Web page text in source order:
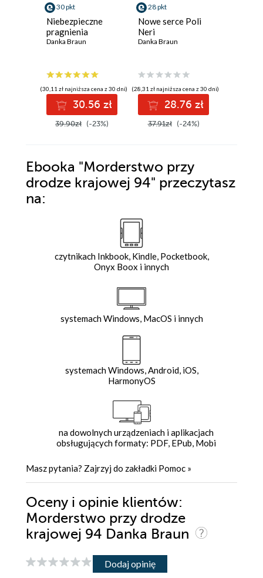
30 pkt
Niebezpieczne
pragnienia
Danka Braun
(30,11 zł najniższa cena z 30 dni)
30.56 zł
39.90zł (-23%)
28 pkt
Nowe serce Poli
Neri
Danka Braun
(28,31 zł najniższa cena z 30 dni)
28.76 zł
37.91zł (-24%)
Ebooka "Morderstwo przy
drodze krajowej 94" przeczytasz
na:
czytnikach Inkbook, Kindle, Pocketbook,
Onyx Boox i innych
systemach Windows, MacOS i innych
systemach Windows, Android, iOS,
HarmonyOS
na dowolnych urządzeniach i aplikacjach
obsługujących formaty: PDF, EPub, Mobi
Masz pytania? Zajrzyj do zakładki Pomoc »
Oceny i opinie klientów:
Morderstwo przy drodze
krajowej 94 Danka Braun
Dodaj opinię